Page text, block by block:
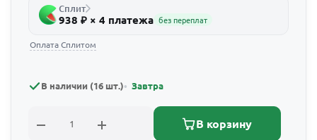
Сплит
938 ₽ × 4 платежа без переплат
Оплата Сплитом
В наличии (16 шт.) Завтра
В корзину